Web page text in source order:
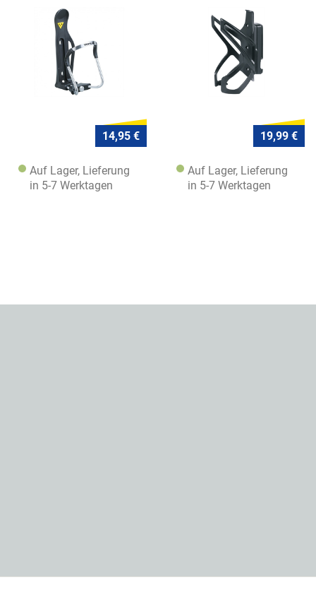
14,95 €
Auf Lager, Lieferung
in 5-7 Werktagen
19,99 €
Auf Lager, Lieferung
in 5-7 Werktagen